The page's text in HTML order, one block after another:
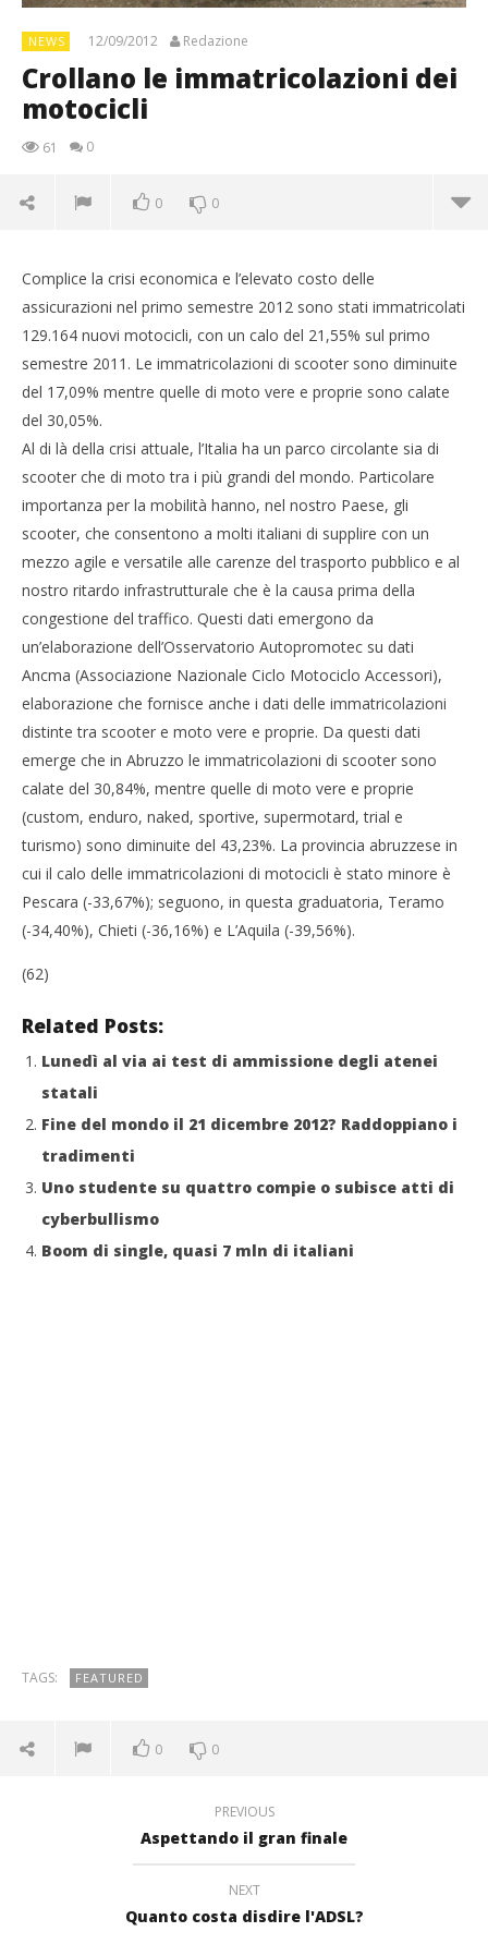
NEWS 12/09/2012 Redazione
Crollano le immatricolazioni dei
motocicli
61 0
0 0
NOW VIEWING
Crollano le immatricolazioni dei motocicli
12/09/2012
Complice la crisi economica e l’elevato costo delle
assicurazioni nel primo semestre 2012 sono stati immatricolati
129.164 nuovi motocicli, con un calo del 21,55% sul primo
semestre 2011. Le immatricolazioni di scooter sono diminuite
del 17,09% mentre quelle di moto vere e proprie sono calate
del 30,05%.
Al di là della crisi attuale, l’Italia ha un parco circolante sia di
scooter che di moto tra i più grandi del mondo. Particolare
importanza per la mobilità hanno, nel nostro Paese, gli
scooter, che consentono a molti italiani di supplire con un
mezzo agile e versatile alle carenze del trasporto pubblico e al
nostro ritardo infrastrutturale che è la causa prima della
congestione del traffico. Questi dati emergono da
un’elaborazione dell’Osservatorio Autopromotec su dati
Ancma (Associazione Nazionale Ciclo Motociclo Accessori),
elaborazione che fornisce anche i dati delle immatricolazioni
distinte tra scooter e moto vere e proprie. Da questi dati
emerge che in Abruzzo le immatricolazioni di scooter sono
calate del 30,84%, mentre quelle di moto vere e proprie
(custom, enduro, naked, sportive, supermotard, trial e
turismo) sono diminuite del 43,23%. La provincia abruzzese in
cui il calo delle immatricolazioni di motocicli è stato minore è
Pescara (-33,67%); seguono, in questa graduatoria, Teramo
(-34,40%), Chieti (-36,16%) e L’Aquila (-39,56%).
(62)
Related Posts:
Lunedì al via ai test di ammissione degli atenei
statali
Fine del mondo il 21 dicembre 2012? Raddoppiano i
tradimenti
Uno studente su quattro compie o subisce atti di
cyberbullismo
Boom di single, quasi 7 mln di italiani
TAGS: FEATURED
0 0
PREVIOUS
Aspettando il gran finale
NEXT
Quanto costa disdire l'ADSL?